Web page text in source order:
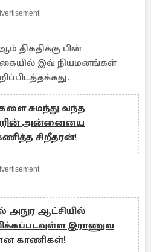
திகதிக்கு பின்
இவ் நியமனங்கள்
சுமந்து வந்த
அன்னையை
சிறீதரன்!
அநுர ஆட்சியில்
இராணுவ
காணிகள்!